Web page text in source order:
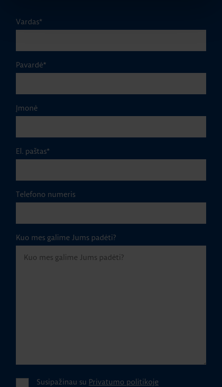
Vardas*
Pavardė*
Įmonė
El. paštas*
Telefono numeris
Kuo mes galime Jums padėti?
Susipažinau su Privatumo politikoje